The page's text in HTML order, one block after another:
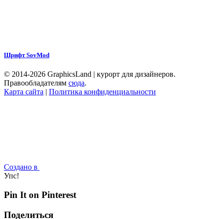
Шрифт SovMod
© 2014-2026 GraphicsLand | курорт для дизайнеров.
Правообладателям сюда.
Карта сайта | Политика конфиденциальности
Создано в
Упс!
Pin It on Pinterest
Поделиться